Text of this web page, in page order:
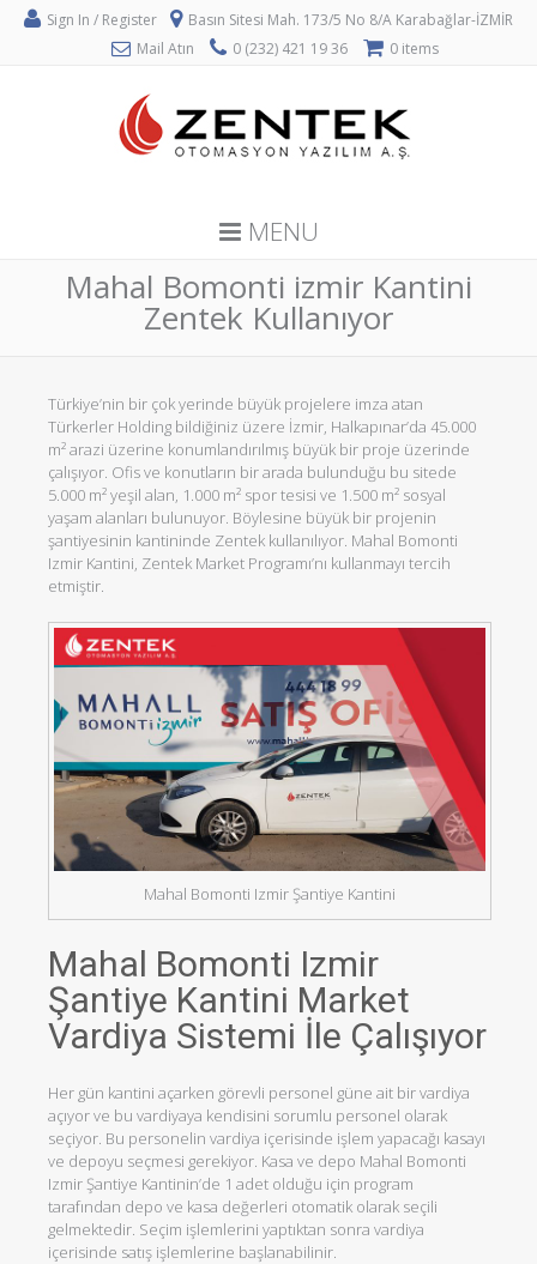
Sign In / Register
Basın Sitesi Mah. 173/5 No 8/A Karabağlar-İZMİR
Mail Atın
0 (232) 421 19 36 0 items
MENU
Mahal Bomonti izmir Kantini
Zentek Kullanıyor
Türkiye’nin bir çok yerinde büyük projelere imza atan
Türkerler Holding bildiğiniz üzere İzmir, Halkapınar’da 45.000
m² arazi üzerine konumlandırılmış büyük bir proje üzerinde
çalışıyor. Ofis ve konutların bir arada bulunduğu bu sitede
5.000 m² yeşil alan, 1.000 m² spor tesisi ve 1.500 m² sosyal
yaşam alanları bulunuyor. Böylesine büyük bir projenin
şantiyesinin kantininde Zentek kullanılıyor. Mahal Bomonti
Izmir Kantini, Zentek Market Programı’nı kullanmayı tercih
etmiştir.
Mahal Bomonti Izmir Şantiye Kantini
Mahal Bomonti Izmir
Şantiye Kantini Market
Vardiya Sistemi İle Çalışıyor
Her gün kantini açarken görevli personel güne ait bir vardiya
açıyor ve bu vardiyaya kendisini sorumlu personel olarak
seçiyor. Bu personelin vardiya içerisinde işlem yapacağı kasayı
ve depoyu seçmesi gerekiyor. Kasa ve depo Mahal Bomonti
Izmir Şantiye Kantinin’de 1 adet olduğu için program
tarafından depo ve kasa değerleri otomatik olarak seçili
gelmektedir. Seçim işlemlerini yaptıktan sonra vardiya
içerisinde satış işlemlerine başlanabilinir.